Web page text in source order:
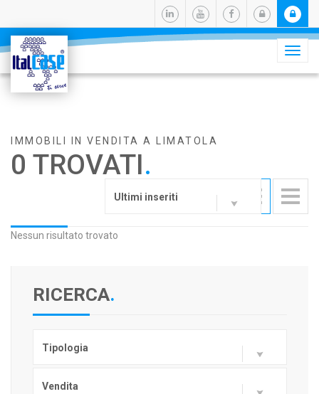
IMMOBILI IN VENDITA A LIMATOLA
0 TROVATI.
Ultimi inseriti
Nessun risultato trovato
RICERCA.
Tipologia
Vendita